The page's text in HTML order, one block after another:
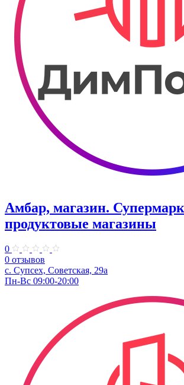
Амбар, магазин.
продуктовые магазины
0
0 отзывов
с. Супсех, Советская, 29а
Пн-Вс 09:00-20:00